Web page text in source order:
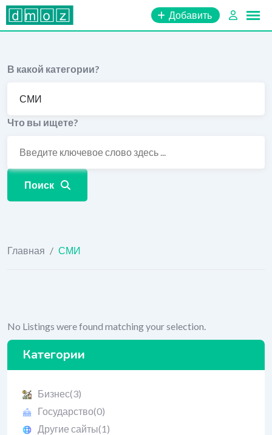
Перейти
содержимому
Добавить
В какой категории?
Что вы ищете?
Поиск
Главная / СМИ
No Listings were found matching your selection.
Категории
Бизнес(3)
Государство(0)
Другие сайты(1)